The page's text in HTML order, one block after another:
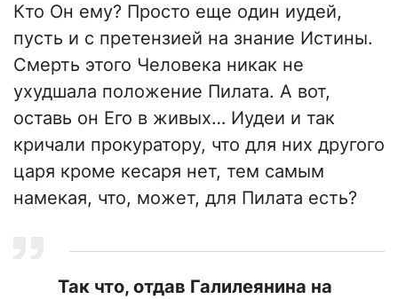
Кто Он ему? Просто еще один иудей,
пусть и с претензией на знание Истины.
Смерть этого Человека никак не
ухудшала положение Пилата. А вот,
оставь он Его в живых… Иудеи и так
кричали прокуратору, что для них другого
царя кроме кесаря нет, тем самым
намекая, что, может, для Пилата есть?
Так что, отдав Галилеянина на